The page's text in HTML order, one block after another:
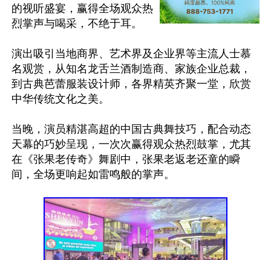
的视听盛宴，赢得全场观众热
烈掌声与喝采，不绝于耳。
演出吸引当地商界、艺术界及企业界等主流人士慕
名观赏，从知名龙舌兰酒制造商、家族企业总裁，
到古典芭蕾服装设计师，各界精英齐聚一堂，欣赏
中华传统文化之美。
当晚，演员精湛高超的中国古典舞技巧，配合动态
天幕的巧妙呈现，一次次赢得观众热烈鼓掌，尤其
在《张果老传奇》舞剧中，张果老返老还童的瞬
间，全场更响起如雷鸣般的掌声。